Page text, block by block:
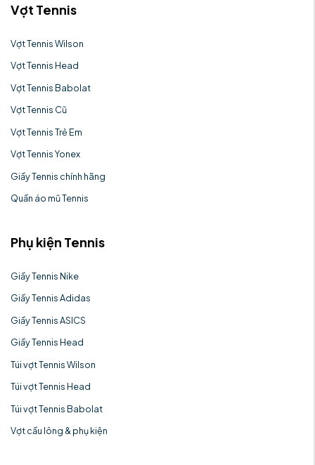
Vợt Tennis
Vợt Tennis Wilson
Vợt Tennis Head
Vợt Tennis Babolat
Vợt Tennis Cũ
Vợt Tennis Trẻ Em
Vợt Tennis Yonex
Giầy Tennis chính hãng
Quần áo mũ Tennis
Phụ kiện Tennis
Giầy Tennis Nike
Giầy Tennis Adidas
Giầy Tennis ASICS
Giầy Tennis Head
Túi vợt Tennis Wilson
Túi vợt Tennis Head
Túi vợt Tennis Babolat
Vợt cầu lông & phụ kiện